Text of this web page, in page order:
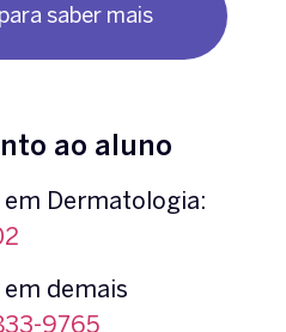
saber mais
ao aluno
em Dermatologia:
em demais
9765